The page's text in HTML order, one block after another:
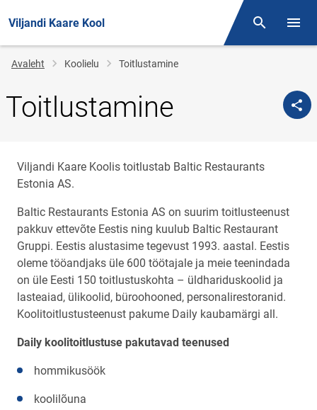
Viljandi Kaare Kool Otsing
Jälglink
Avaleht Koolielu Toitlustamine
Toitlustamine
Viljandi Kaare Koolis toitlustab Baltic Restaurants
Estonia AS.
Baltic Restaurants Estonia AS on suurim toitlusteenust
pakkuv ettevõte Eestis ning kuulub Baltic Restaurant
Gruppi. Eestis alustasime tegevust 1993. aastal. Eestis
oleme tööandjaks üle 600 töötajale ja meie teenindada
on üle Eesti 150 toitlustuskohta – üldhariduskoolid ja
lasteaiad, ülikoolid, büroohooned, personalirestoranid.
Koolitoitlustusteenust pakume Daily kaubamärgi all.
Daily koolitoitlustuse pakutavad teenused
hommikusöök
koolilõuna